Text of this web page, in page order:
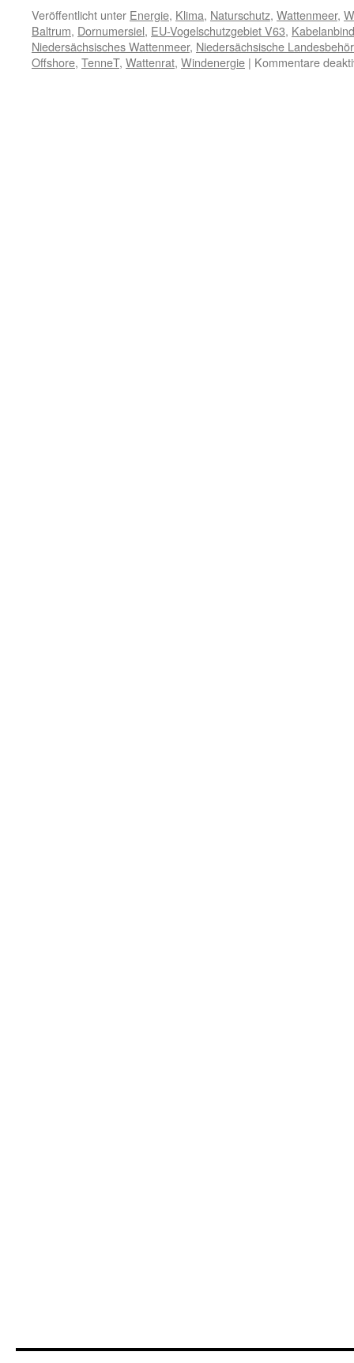
Veröffentlicht unter Energie, Klima, Naturschutz, Wattenmeer,
Baltrum, Dornumersiel, EU-Vogelschutzgebiet V63,
Niedersächsisches Wattenmeer, Niedersächsische
Offshore, TenneT, Wattenrat, Windenergie | Kommentare